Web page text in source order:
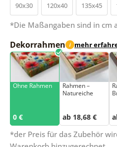
90x30 120x40 135x45
*Die Maßangaben sind in cm
Dekorrahmen i mehr
Ohne Rahmen
0 €
Rahmen –
Natureiche
ab 18,68 €
*der Preis für das Zubehör